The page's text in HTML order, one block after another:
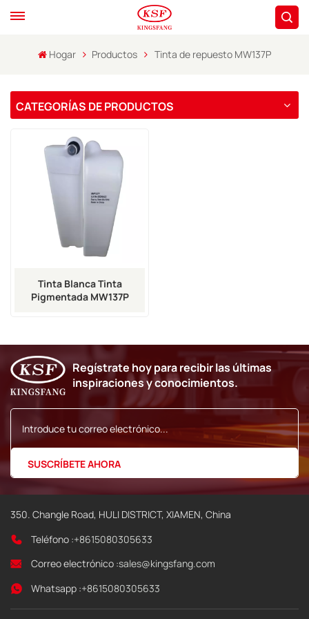
Hogar Productos Tinta de repuesto MW137P
CATEGORÍAS DE PRODUCTOS
Tinta Blanca Tinta
Pigmentada MW137P
Regístrate hoy para recibir las últimas
inspiraciones y conocimientos.
350. Changle Road, HULI DISTRICT, XIAMEN, China
Teléfono :+8615080305633
Correo electrónico :sales@kingsfang.com
Whatsapp :+8615080305633